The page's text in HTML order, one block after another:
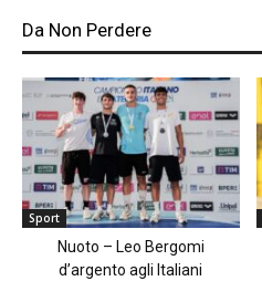
Da Non Perdere
Sport
Nuoto – Leo Bergomi
d’argento agli Italiani